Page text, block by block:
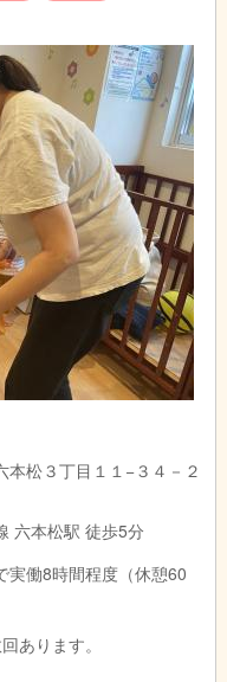
本松３丁目１１−３４－２
六本松駅 徒歩5分
実働8時間程度（休憩60
あります。